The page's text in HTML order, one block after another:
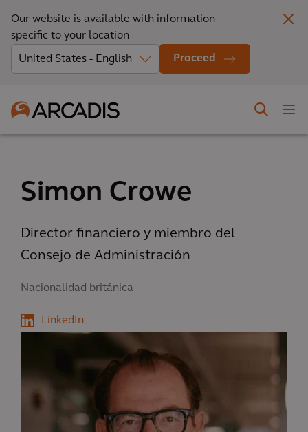
Our website is available with information
specific to your location
Proceed
Simon Crowe
Director financiero y miembro del
Consejo de Administración
Nacionalidad británica